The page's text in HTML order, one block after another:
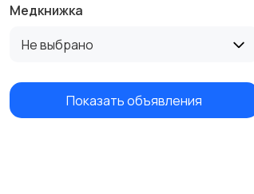
Медкнижка
Не выбрано
Показать объявления